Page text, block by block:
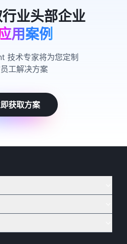
用案例
技术专家将为您定制
工解决方案
获取方案